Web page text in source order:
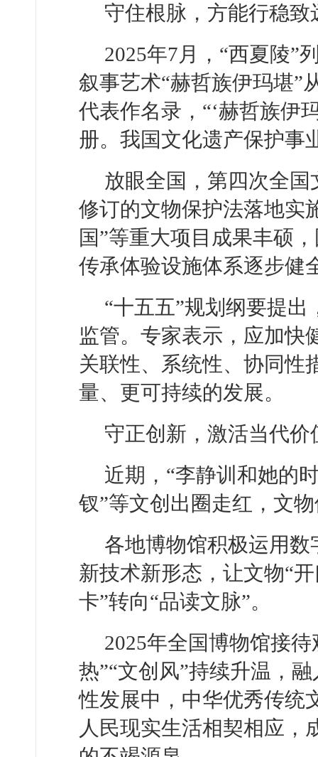
守住根脉，方能行稳致
2025年7月，“西夏陵”
叙事艺术“赫哲族伊玛堪”
代表作名录，“‘赫哲族伊
册。我国文化遗产保护事
放眼全国，第四次全
修订的文物保护法落地实
国”等重大项目成果丰硕
传承体验设施体系逐步健
“十五五”规划纲要提
监管。专家表示，应加快
关联性、系统性、协同性
量、更可持续的发展。
守正创新，激活当代价
近期，“李静训和她的
钗”等文创出圈走红，文
各地博物馆积极运用
新技术新形态，让文物“
卡”转向“品读文脉”。
2025年全国博物馆接
热”“文创风”持续升温，
性发展中，中华优秀传统
人民现实生活相契相应，